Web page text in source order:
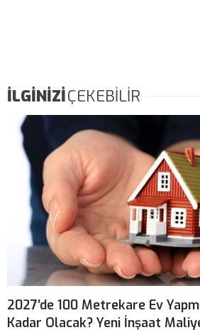
İLGİNİZİÇEKEBİLİR
2027’de 100 Metrekare Ev
Kadar Olacak? Yeni İnşaat